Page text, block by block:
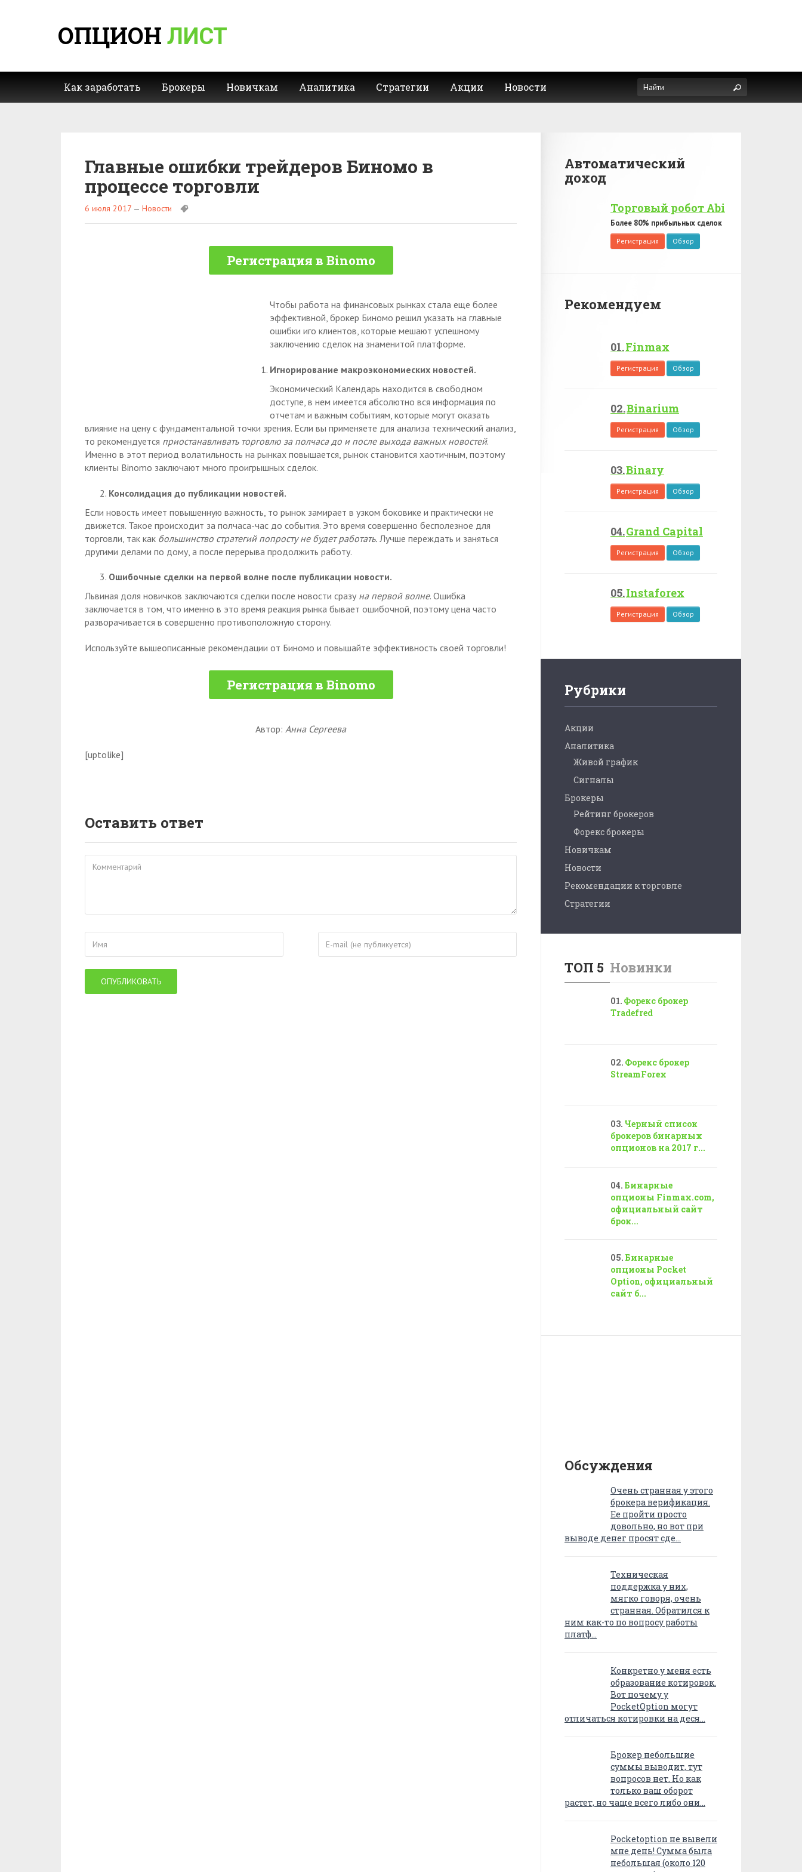
ОПЦИОН ЛИСТ
Как заработать Брокеры Новичкам Аналитика Стратегии Акции Новости
Главные ошибки трейдеров Биномо в
процессе торговли
6 июля 2017 — Новости
Регистрация в Binomo
Чтобы работа на финансовых рынках стала еще более
эффективной, брокер Биномо решил указать на главные
ошибки иго клиентов, которые мешают успешному
заключению сделок на знаменитой платформе.
Игнорирование макроэкономиеских новостей.
Экономический Календарь находится в свободном
доступе, в нем имеется абсолютно вся информация по
отчетам и важным событиям, которые могут оказать
влияние на цену с фундаментальной точки зрения. Если вы применяете для анализа технический анализ,
то рекомендуется приостанавливать торговлю за полчаса до и после выхода важных новостей.
Именно в этот период волатильность на рынках повышается, рынок становится хаотичным, поэтому
клиенты Binomo заключают много проигрышных сделок.
Консолидация до публикации новостей.
Если новость имеет повышенную важность, то рынок замирает в узком боковике и практически не
движется. Такое происходит за полчаса-час до события. Это время совершенно бесполезное для
торговли, так как большинство стратегий попросту не будет работать. Лучше переждать и заняться
другими делами по дому, а после перерыва продолжить работу.
Ошибочные сделки на первой волне после публикации новости.
Львиная доля новичков заключаются сделки после новости сразу на первой волне. Ошибка
заключается в том, что именно в это время реакция рынка бывает ошибочной, поэтому цена часто
разворачивается в совершенно противоположную сторону.
Используйте вышеописанные рекомендации от Биномо и повышайте эффективность своей торговли!
Регистрация в Binomo
Автор: Анна Сергеева
[uptolike]
Оставить ответ
Автоматический
доход
Торговый робот Abi
Более 80% прибыльных сделок
Регистрация Обзор
Рекомендуем
Finmax
Регистрация Обзор
Binarium
Регистрация Обзор
Binary
Регистрация Обзор
Grand Capital
Регистрация Обзор
Instaforex
Регистрация Обзор
Рубрики
Акции
Аналитика
Живой график
Сигналы
Брокеры
Рейтинг брокеров
Форекс брокеры
Новичкам
Новости
Рекомендации к торговле
Стратегии
ТОП 5 Новинки
Форекс брокер
Tradefred
Форекс брокер
StreamForex
Черный список
брокеров бинарных
опционов на 2017 г...
Бинарные
опционы Finmax.com,
официальный сайт
брок...
Бинарные
опционы Pocket
Option, официальный
сайт б...
Обсуждения
Очень странная у этого
брокера верификация.
Ее пройти просто
довольно, но вот при
выводе денег просят сде…
Техническая
поддержка у них,
мягко говоря, очень
странная. Обратился к
ним как-то по вопросу работы
платф…
Конкретно у меня есть
образование котировок.
Вот почему у
PocketOption могут
отличаться котировки на деся…
Брокер небольшие
суммы выводит, тут
вопросов нет. Но как
только ваш оборот
растет, но чаще всего либо они…
Pocketoption не вывели
мне день! Сумма была
небольшая (около 120